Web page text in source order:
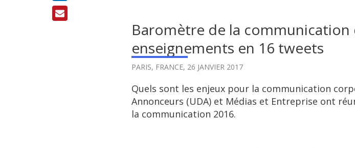
Baromètre de la communication
enseignements en 16 tweets
PARIS, FRANCE, 26 JANVIER 2017
Quels sont les enjeux pour la communication
Annonceurs (UDA) et Médias et Entreprise ont
la communication 2016.